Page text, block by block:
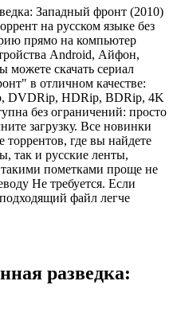
Западный фронт (2010)
на русском языке без
прямо на компьютер
Android, Айфон,
скачать сериал
в отличном качестве:
DVDRip, HDRip, BDRip, 4K
без ограничений: просто
загрузку. Все новинки
торрентов, где вы найдете
так и русские ленты,
пометками проще не
Не требуется. Если
файл легче
разведка: